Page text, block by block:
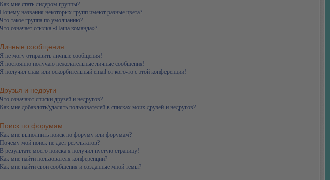
Как мне стать лидером группы?
Почему названия некоторых групп имеют разные цвета?
Что такое группа по умолчанию?
Что означает ссылка «Наша команда»?
Личные сообщения
Я не могу отправить личные сообщения!
Я постоянно получаю нежелательные личные сообщения!
Я получил спам или оскорбительный email от кого-то с этой конференции!
Друзья и недруги
Что означают списки друзей и недругов?
Как мне добавлять/удалять пользователей в списках моих друзей и недругов?
Поиск по форумам
Как мне выполнить поиск по форуму или форумам?
Почему мой поиск не даёт результатов?
В результате моего поиска я получил пустую страницу!
Как мне найти пользователя конференции?
Как мне найти свои сообщения и созданные мной темы?